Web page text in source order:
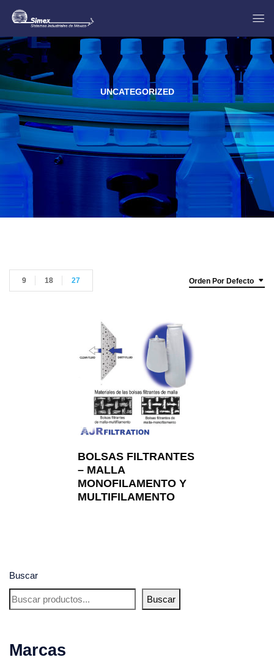
UNCATEGORIZED
Buscar
Buscar
Marcas
Orden Por Defecto
9 18 27
BOLSAS FILTRANTES
– MALLA
MONOFILAMENTO Y
MULTIFILAMENTO